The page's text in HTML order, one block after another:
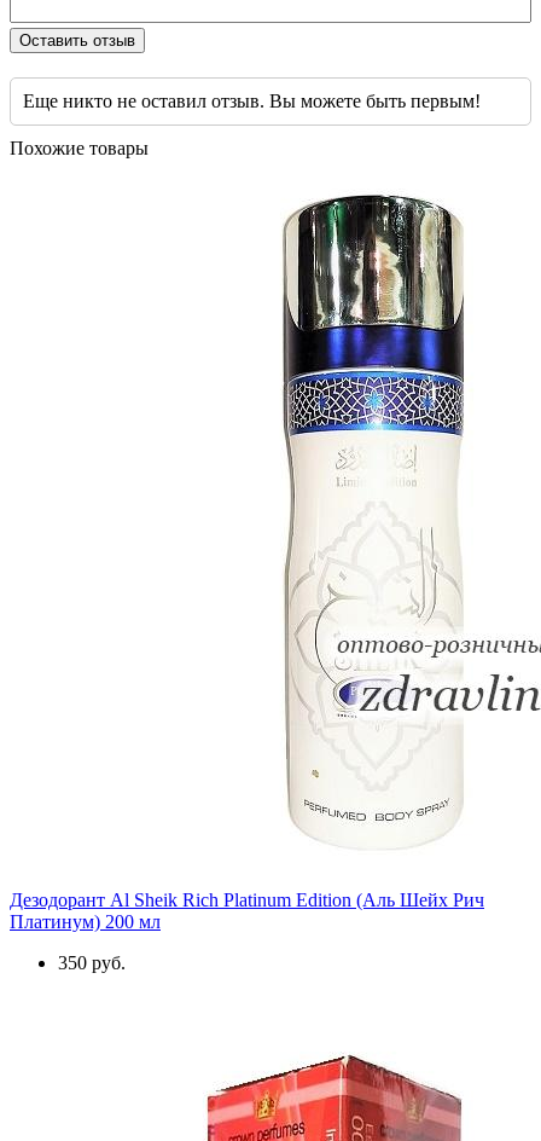
Оставить отзыв
Еще никто не оставил отзыв. Вы можете быть первым!
Похожие товары
Дезодорант Al Sheik Rich Platinum Edition (Аль Шейх Рич
Платинум) 200 мл
350 руб.